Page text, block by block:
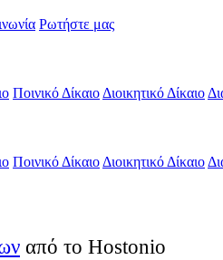
Ρωτήστε μας
Ποινικό Δίκαιο Διοικητικό Δίκαιο
Ποινικό Δίκαιο Διοικητικό Δίκαιο
από το Hostonio